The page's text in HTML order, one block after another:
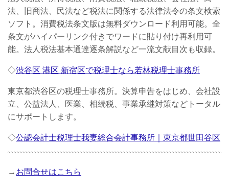
法、旧商法、民法など税法に関係する法律法令の条文検索
ソフト。消費税法条文版は無料ダウンロード利用可能。全
条文がハイパーリンク付きでワードに貼り付け再利用可
能。法人税法基本通達逐条解説など一流文献目次も収録。
◇渋谷区 港区 新宿区で税理士なら若林税理士事務所
東京都渋谷区の税理士事務所。決算申告をはじめ、会社設
立、公益法人、医業、相続税、事業承継対策などトータル
にサポートします。
◇公認会計士税理士我妻総合会計事務所｜東京都世田谷区
→ お問合せはこちら